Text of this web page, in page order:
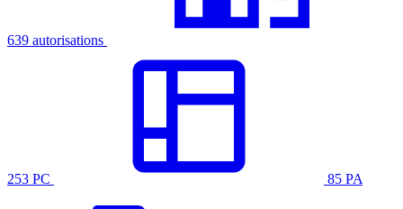
639 autorisations
253 PC 85 PA